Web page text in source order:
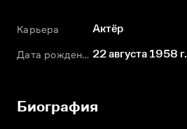
Карьера Актёр
Дата рождения 22 августа 1958 г.
Биография